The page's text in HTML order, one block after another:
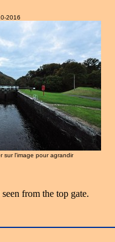
2016
sur l'image pour agrandir
from the top gate.